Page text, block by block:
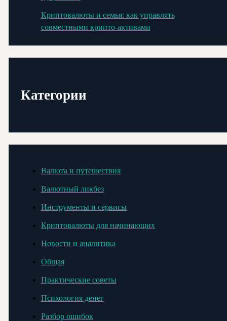
Криптовалюты и семья: как управлять
совместными крипто-активами
Категории
Валюта и путешествия
Валютный ликбез
Инструменты и сервисы
Криптовалюты для начинающих
Новости и аналитика
Общая
Практические советы
Психология денег
Разбор ошибок